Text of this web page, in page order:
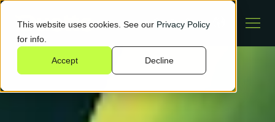
This website uses cookies. See our Privacy Policy
for info.
Accept Decline